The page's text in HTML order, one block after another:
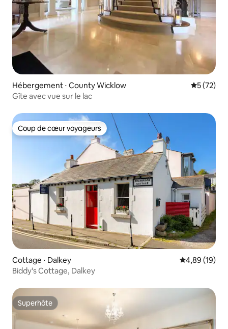
Hébergement ⋅ County Wicklow
5 (72)
Gîte avec vue sur le lac
Coup de cœur voyageurs
Coup de cœur voyageurs
Cottage ⋅ Dalkey Évaluation
4,89 (19)
Biddy's Cottage, Dalkey
Superhôte
Superhôte